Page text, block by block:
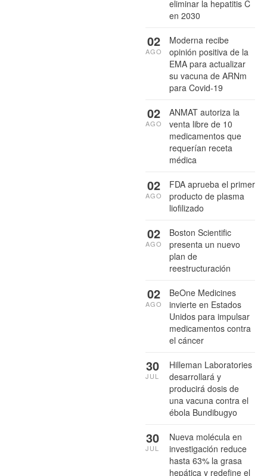
eliminar la hepatitis C
en 2030
Moderna recibe
opinión positiva de la
EMA para actualizar
su vacuna de ARNm
para Covid-19
02
AGO
ANMAT autoriza la
venta libre de 10
medicamentos que
requerían receta
médica
02
AGO
FDA aprueba el primer
producto de plasma
liofilizado
02
AGO
Boston Scientific
presenta un nuevo
plan de
reestructuración
02
AGO
BeOne Medicines
invierte en Estados
Unidos para impulsar
medicamentos contra
el cáncer
02
AGO
Hilleman Laboratories
desarrollará y
producirá dosis de
una vacuna contra el
ébola Bundibugyo
30
JUL
Nueva molécula en
investigación reduce
hasta 63% la grasa
hepática y redefine el
30
JUL